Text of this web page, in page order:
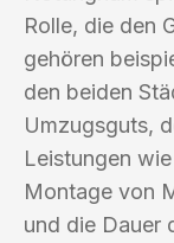
Rolle, die den
gehören
den beiden
Umzugsguts,
Leistungen
Montage von
und die Dauer